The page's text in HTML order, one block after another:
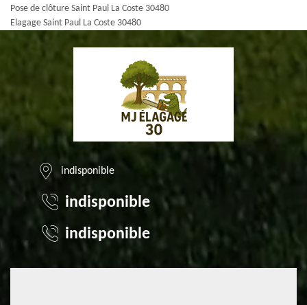
Pose de clôture Saint Paul La Coste 30480
Elagage Saint Paul La Coste 30480
indisponible
indisponible
indisponible